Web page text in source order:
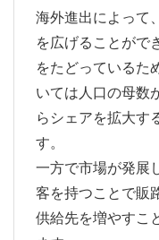
海外進出によって
を広げることがで
をたどっているた
いては人口の母数
らシェアを拡大す
す。
一方で市場が発展
客を持つことで販
供給先を増やすこ